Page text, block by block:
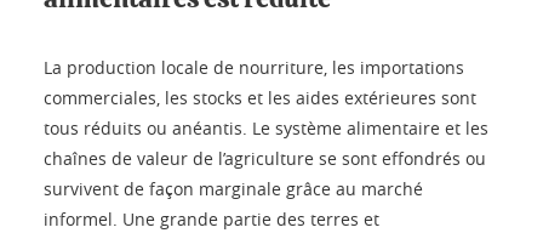
La production locale de nourriture, les importations
commerciales, les stocks et les aides extérieures sont
tous réduits ou anéantis. Le système alimentaire et les
chaînes de valeur de l’agriculture se sont effondrés ou
survivent de façon marginale grâce au marché
informel. Une grande partie des terres et